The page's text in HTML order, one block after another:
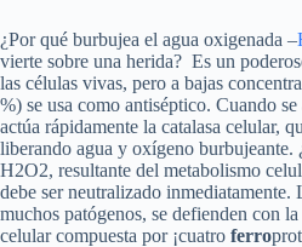
¿Por qué burbujea el agua oxigenada –
vierte sobre una herida? Es un
las células vivas, pero a bajas
%) se usa como antiséptico. Cuando
actúa rápidamente la catalasa celular,
liberando agua y oxígeno burbujeante.
H2O2, resultante del metabolismo
debe ser neutralizado inmediatamente.
muchos patógenos, se defienden con la
celular compuesta por ¡cuatro ferro